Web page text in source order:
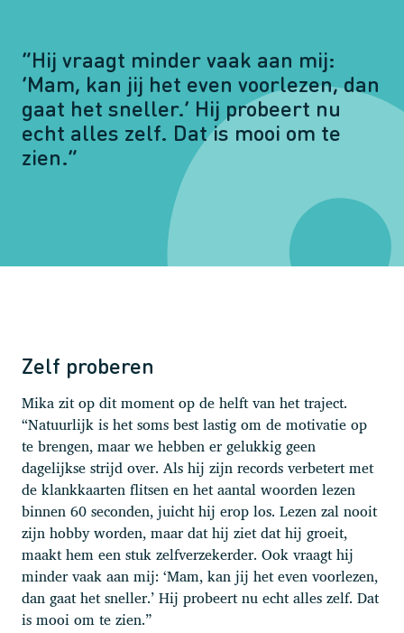
“Hij vraagt minder vaak aan mij:
‘Mam, kan jij het even voorlezen, dan
gaat het sneller.’ Hij probeert nu
echt alles zelf. Dat is mooi om te
zien.”
Zelf proberen
Mika zit op dit moment op de helft van het traject.
“Natuurlijk is het soms best lastig om de motivatie op
te brengen, maar we hebben er gelukkig geen
dagelijkse strijd over. Als hij zijn records verbetert met
de klankkaarten flitsen en het aantal woorden lezen
binnen 60 seconden, juicht hij erop los. Lezen zal nooit
zijn hobby worden, maar dat hij ziet dat hij groeit,
maakt hem een stuk zelfverzekerder. Ook vraagt hij
minder vaak aan mij: ‘Mam, kan jij het even voorlezen,
dan gaat het sneller.’ Hij probeert nu echt alles zelf. Dat
is mooi om te zien.”